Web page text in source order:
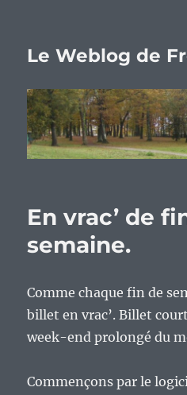
Le Weblog de
En vrac’ de
semaine.
Comme chaque fin de
billet en vrac’. Billet
week-end prolongé du
Commençons par le